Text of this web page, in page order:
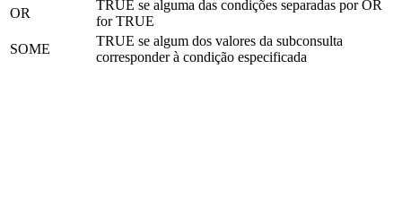
OR
TRUE se alguma das condições separadas por OR
for TRUE
SOME
TRUE se algum dos valores da subconsulta
corresponder à condição especificada